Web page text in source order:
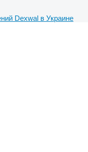
Dexwal в Украине